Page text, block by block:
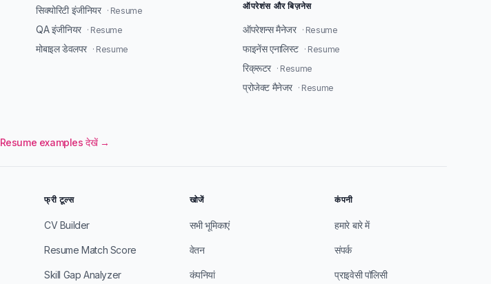
सिक्योरिटी इंजीनियर · Resume
QA इंजीनियर · Resume
मोबाइल डेवलपर · Resume
ऑपरेशंस और बिज़नेस
ऑपरेशन्स मैनेजर · Resume
फाइनेंस एनालिस्ट · Resume
रिक्रूटर · Resume
प्रोजेक्ट मैनेजर · Resume
Resume examples देखें →
फ्री टूल्स
CV Builder
Resume Match Score
Skill Gap Analyzer
खोजें
सभी भूमिकाएं
वेतन
कंपनियां
कंपनी
हमारे बारे में
संपर्क
प्राइवेसी पॉलिसी